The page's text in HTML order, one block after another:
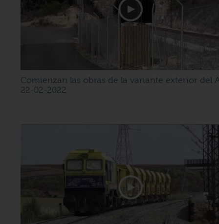
Comienzan las obras de la variante exterior del
22-02-2022